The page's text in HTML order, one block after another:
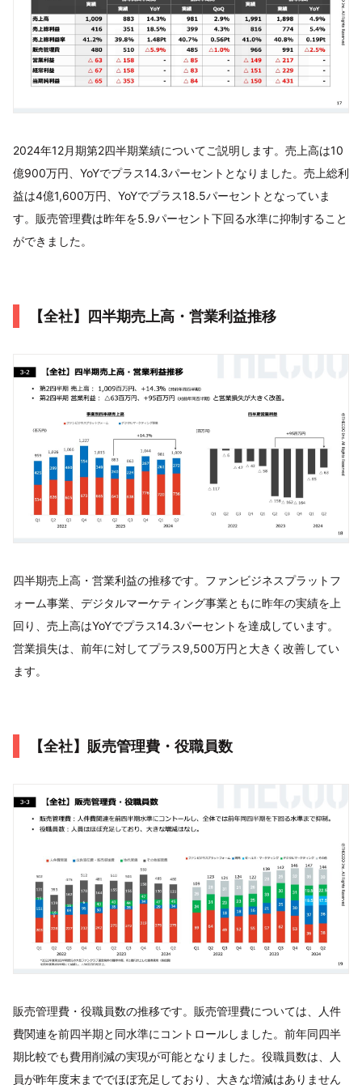
2024年12月期第2四半期業績についてご説明します。売上高は10
億900万円、YoYでプラス14.3パーセントとなりました。売上総利
益は4億1,600万円、YoYでプラス18.5パーセントとなっていま
す。販売管理費は昨年を5.9パーセント下回る水準に抑制すること
ができました。
【全社】四半期売上高・営業利益推移
四半期売上高・営業利益の推移です。ファンビジネスプラットフ
ォーム事業、デジタルマーケティング事業ともに昨年の実績を上
回り、売上高はYoYでプラス14.3パーセントを達成しています。
営業損失は、前年に対してプラス9,500万円と大きく改善してい
ます。
【全社】販売管理費・役職員数
販売管理費・役職員数の推移です。販売管理費については、人件
費関連を前四半期と同水準にコントロールしました。前年同四半
期比較でも費用削減の実現が可能となりました。役職員数は、人
員が昨年度末まででほぼ充足しており、大きな増減はありません